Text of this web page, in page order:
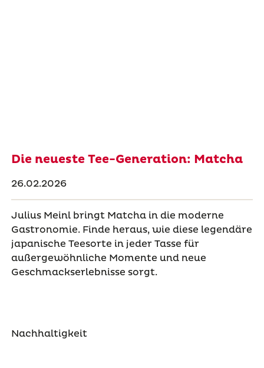
Die neueste Tee-Generation: Matcha
26.02.2026
Julius Meinl bringt Matcha in die moderne
Gastronomie. Finde heraus, wie diese legendäre
japanische Teesorte in jeder Tasse für
außergewöhnliche Momente und neue
Geschmackserlebnisse sorgt.
Nachhaltigkeit